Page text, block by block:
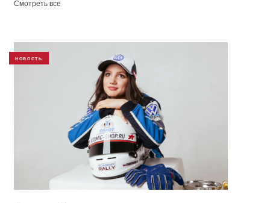
Смотреть все
НОВОСТЬ